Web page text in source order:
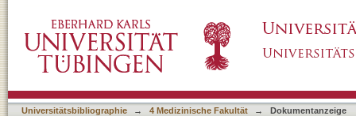
Randomized Clinical Trial
Universitätsbibliographie → 4 Medizinische Fakultät → Dokumentanzeige